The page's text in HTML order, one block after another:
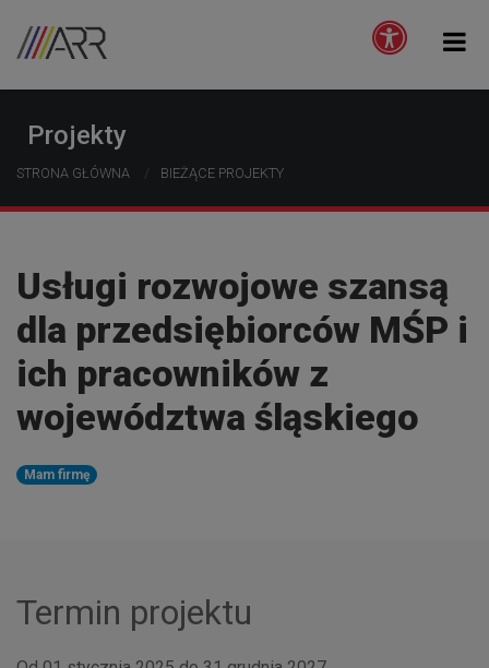
Projekty
STRONA GŁÓWNA BIEŻĄCE PROJEKTY
Usługi rozwojowe szansą
dla przedsiębiorców MŚP i
ich pracowników z
województwa śląskiego
Mam firmę
Termin projektu